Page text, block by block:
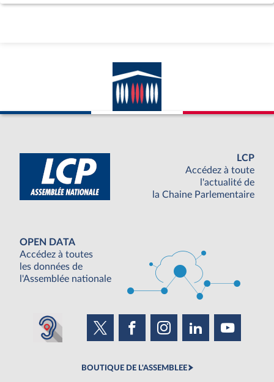
LCP
Accédez à toute
l'actualité de
la Chaine Parlementaire
OPEN DATA
Accédez à toutes
les données de
l'Assemblée nationale
BOUTIQUE DE L'ASSEMBLEE